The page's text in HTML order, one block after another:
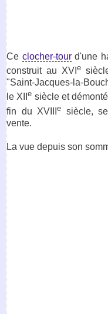
Ce clocher-tourd'une
construit au XVI e
"Saint-Jacques-la-
le XIIe siècle et
fin du XVIIIe siècle,
vente.
La vue depuis son